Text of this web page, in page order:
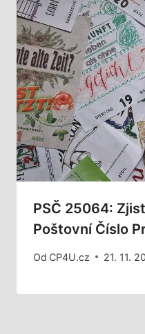
PSČ 25064:
Poštovní Číslo
Od CP4U.cz 21. 11.